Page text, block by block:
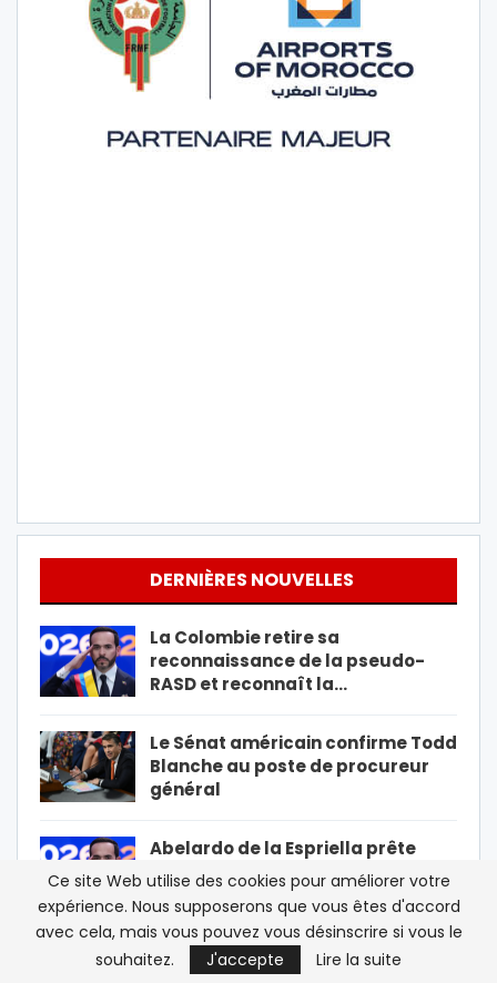
DERNIÈRES NOUVELLES
La Colombie retire sa
reconnaissance de la pseudo-
RASD et reconnaît la…
Le Sénat américain confirme Todd
Blanche au poste de procureur
général
Abelardo de la Espriella prête
serment comme nouveau
président de la…
Sebta : l’Espagne rétablit des
contrôles aux frontières avec…
Ce site Web utilise des cookies pour améliorer votre
expérience. Nous supposerons que vous êtes d'accord
avec cela, mais vous pouvez vous désinscrire si vous le
souhaitez.
J'accepte Lire la suite